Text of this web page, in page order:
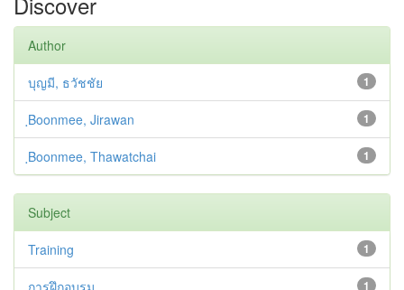
Author
1
บุญมี, ธวัชชัย
1
ฺBoonmee, Jirawan
1
ฺBoonmee, Thawatchai
Subject
1
Training
1
การฝึกอบรม